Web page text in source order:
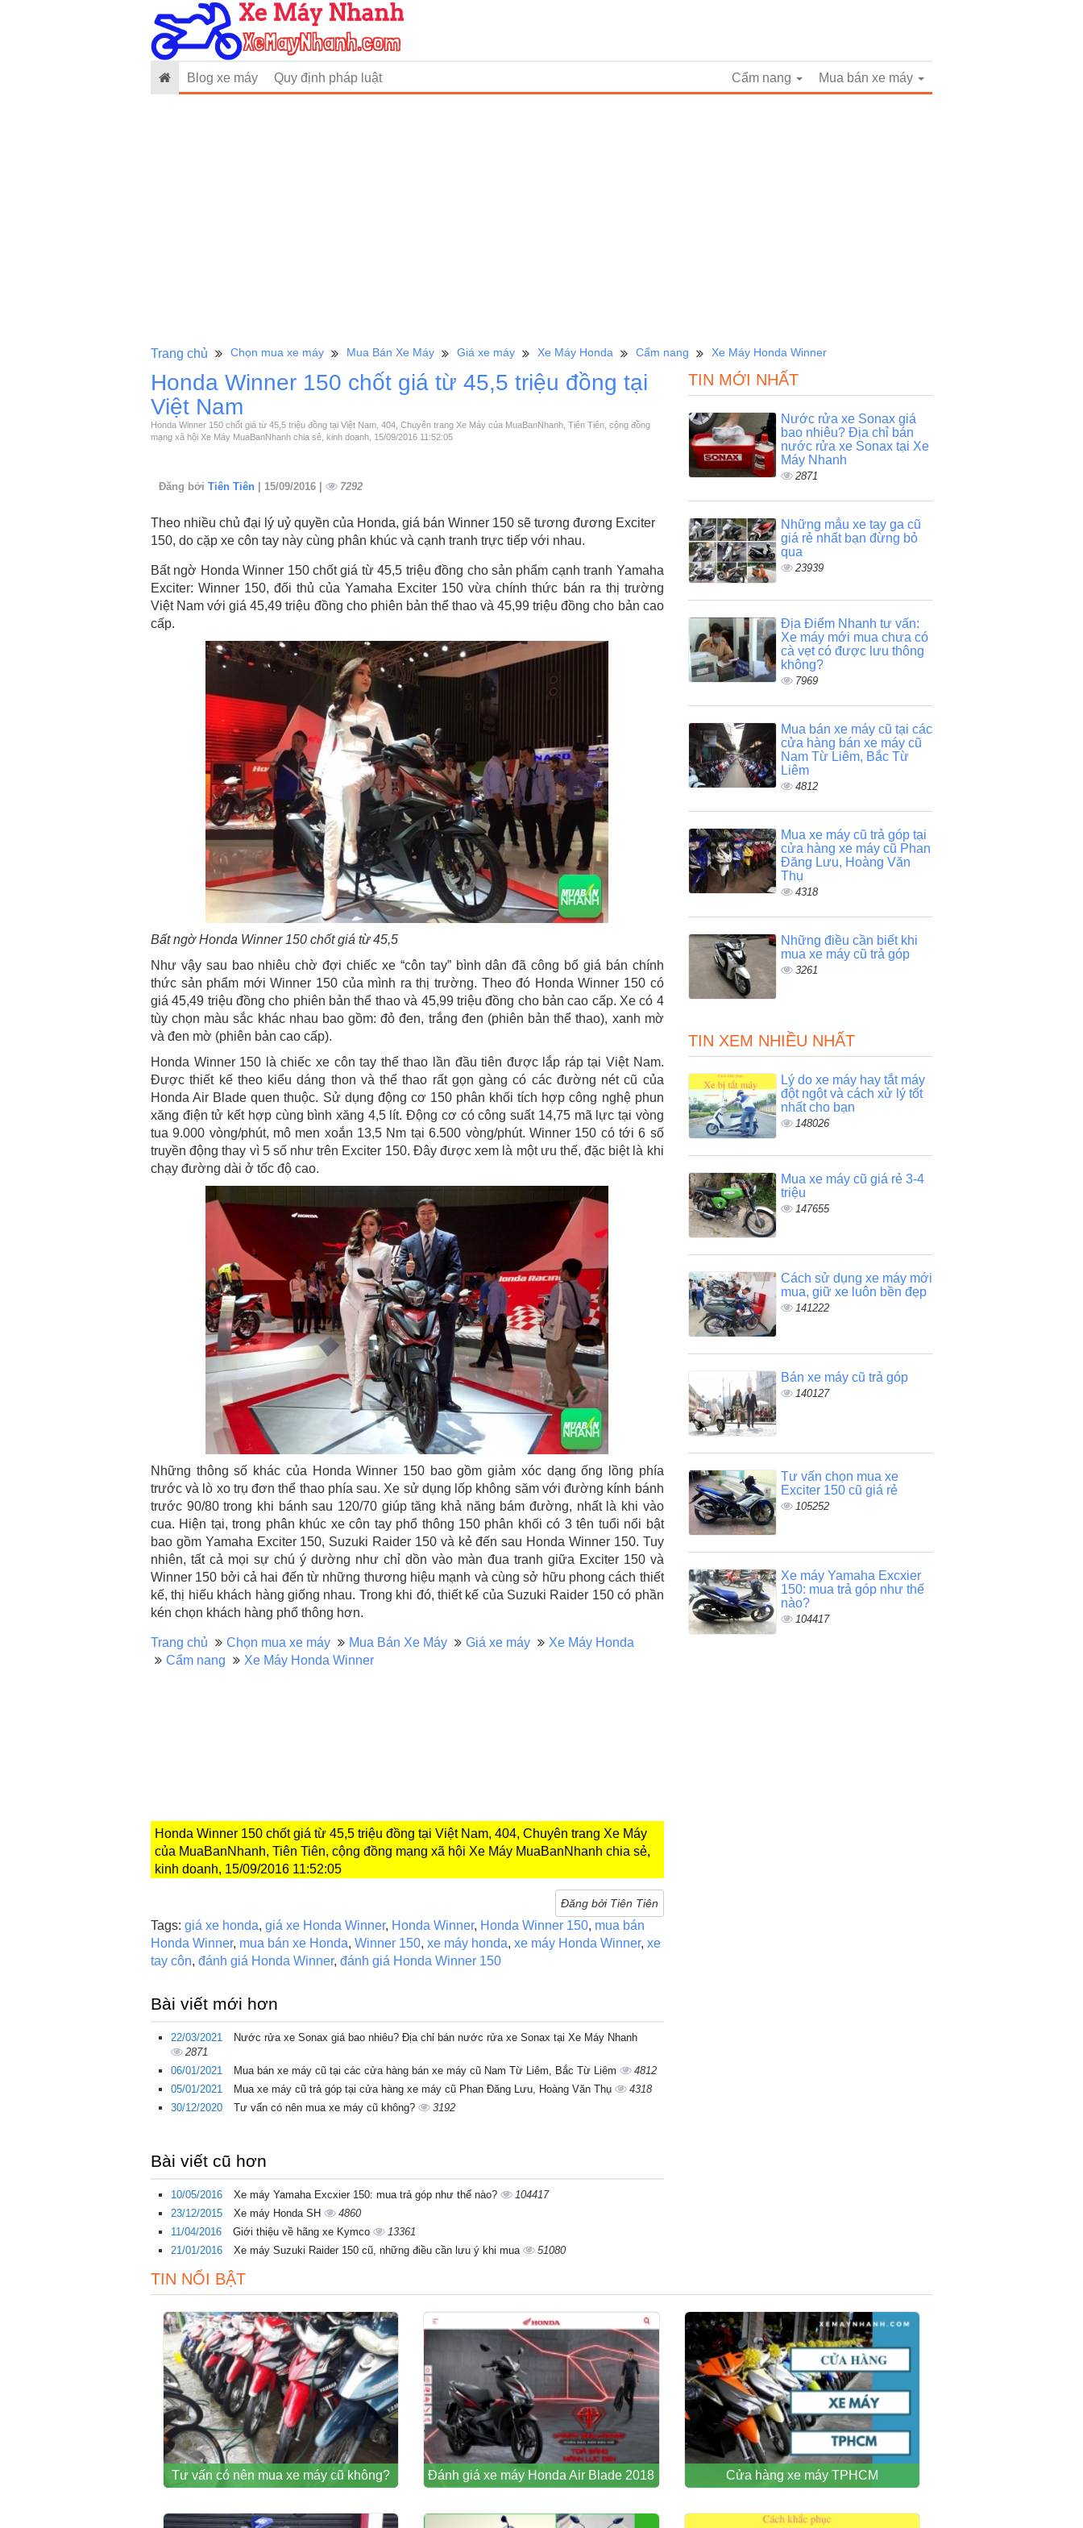
Mua bán xe máy
Blog xe máy Quy định pháp luật Cẩm nang
Trang chủ Chọn mua xe máy Mua Bán Xe Máy Giá xe máy Xe Máy Honda Cẩm nang Xe Máy Honda Winner
Honda Winner 150 chốt giá từ 45,5 triệu đồng tại
Việt Nam
Honda Winner 150 chốt giá từ 45,5 triệu đồng tại Việt Nam, 404, Chuyên trang Xe Máy của MuaBanNhanh, Tiên Tiên, cộng đồng
mạng xã hội Xe Máy MuaBanNhanh chia sẻ, kinh doanh, 15/09/2016 11:52:05
Đăng bởi Tiên Tiên | 15/09/2016 | 7292
Theo nhiều chủ đại lý uỷ quyền của Honda, giá bán Winner 150 sẽ tương đương Exciter
150, do cặp xe côn tay này cùng phân khúc và cạnh tranh trực tiếp với nhau.
Bất ngờ Honda Winner 150 chốt giá từ 45,5 triệu đồng cho sản phẩm cạnh tranh Yamaha
Exciter: Winner 150, đối thủ của Yamaha Exciter 150 vừa chính thức bán ra thị trường
Việt Nam với giá 45,49 triệu đồng cho phiên bản thể thao và 45,99 triệu đồng cho bản cao
cấp.
Bất ngờ Honda Winner 150 chốt giá từ 45,5
Như vậy sau bao nhiêu chờ đợi chiếc xe “côn tay” bình dân đã công bố giá bán chính
thức sản phẩm mới Winner 150 của mình ra thị trường. Theo đó Honda Winner 150 có
giá 45,49 triệu đồng cho phiên bản thể thao và 45,99 triệu đồng cho bản cao cấp. Xe có 4
tùy chọn màu sắc khác nhau bao gồm: đỏ đen, trắng đen (phiên bản thể thao), xanh mờ
và đen mờ (phiên bản cao cấp).
Honda Winner 150 là chiếc xe côn tay thể thao lần đầu tiên được lắp ráp tại Việt Nam.
Được thiết kế theo kiểu dáng thon và thể thao rất gọn gàng có các đường nét cũ của
Honda Air Blade quen thuộc. Sử dụng động cơ 150 phân khối tích hợp công nghệ phun
xăng điện tử kết hợp cùng bình xăng 4,5 lít. Động cơ có công suất 14,75 mã lực tại vòng
tua 9.000 vòng/phút, mô men xoắn 13,5 Nm tại 6.500 vòng/phút. Winner 150 có tới 6 số
truyền động thay vì 5 số như trên Exciter 150. Đây được xem là một ưu thế, đặc biệt là khi
chạy đường dài ở tốc độ cao.
Những thông số khác của Honda Winner 150 bao gồm giảm xóc dạng ống lồng phía
trước và lò xo trụ đơn thể thao phía sau. Xe sử dụng lốp không săm với đường kính bánh
trước 90/80 trong khi bánh sau 120/70 giúp tăng khả năng bám đường, nhất là khi vào
cua. Hiện tại, trong phân khúc xe côn tay phổ thông 150 phân khối có 3 tên tuổi nổi bật
bao gồm Yamaha Exciter 150, Suzuki Raider 150 và kẻ đến sau Honda Winner 150. Tuy
nhiên, tất cả mọi sự chú ý dường như chỉ dồn vào màn đua tranh giữa Exciter 150 và
Winner 150 bởi cả hai đến từ những thương hiệu mạnh và cùng sở hữu phong cách thiết
kế, thị hiếu khách hàng giống nhau. Trong khi đó, thiết kế của Suzuki Raider 150 có phần
kén chọn khách hàng phổ thông hơn.
Trang chủ Chọn mua xe máy Mua Bán Xe Máy Giá xe máy
Xe Máy Honda
Cẩm nang
Xe Máy Honda Winner
Honda Winner 150 chốt giá từ 45,5 triệu đồng tại Việt Nam, 404, Chuyên trang Xe Máy
của MuaBanNhanh, Tiên Tiên, cộng đồng mạng xã hội Xe Máy MuaBanNhanh chia sẻ,
kinh doanh, 15/09/2016 11:52:05
Đăng bởi Tiên Tiên
Tags: giá xe honda, giá xe Honda Winner, Honda Winner, Honda Winner 150, mua bán
Honda Winner, mua bán xe Honda, Winner 150, xe máy honda, xe máy Honda Winner, xe
tay côn, đánh giá Honda Winner, đánh giá Honda Winner 150
Bài viết mới hơn
22/03/2021
Nước rửa xe Sonax giá bao nhiêu? Địa chỉ bán nước rửa xe Sonax tại Xe Máy Nhanh
2871
06/01/2021
Mua bán xe máy cũ tại các cửa hàng bán xe máy cũ Nam Từ Liêm, Bắc Từ Liêm
4812
05/01/2021
Mua xe máy cũ trả góp tại cửa hàng xe máy cũ Phan Đăng Lưu, Hoàng Văn Thụ
4318
30/12/2020
Tư vấn có nên mua xe máy cũ không? 3192
Bài viết cũ hơn
10/05/2016 Xe máy Yamaha Excxier 150: mua trả góp như thế nào?
104417
23/12/2015
Xe máy Honda SH
4860
11/04/2016
Giới thiệu về hãng xe Kymco
13361
21/01/2016
Xe máy Suzuki Raider 150 cũ, những điều cần lưu ý khi mua 51080
TIN MỚI NHẤT
Nước rửa xe Sonax giá
bao nhiêu? Địa chỉ bán
nước rửa xe Sonax tại Xe
Máy Nhanh
2871
Những mẫu xe tay ga cũ
giá rẻ nhất bạn đừng bỏ
qua
23939
Địa Điểm Nhanh tư vấn:
Xe máy mới mua chưa có
cà vẹt có được lưu thông
không?
7969
Mua bán xe máy cũ tại các
cửa hàng bán xe máy cũ
Nam Từ Liêm, Bắc Từ
Liêm
4812
Mua xe máy cũ trả góp tại
cửa hàng xe máy cũ Phan
Đăng Lưu, Hoàng Văn
Thụ
4318
Những điều cần biết khi
mua xe máy cũ trả góp
3261
TIN XEM NHIỀU NHẤT
Lý do xe máy hay tắt máy
đột ngột và cách xử lý tốt
nhất cho bạn
148026
Mua xe máy cũ giá rẻ 3-4
triệu
147655
Cách sử dụng xe máy mới
mua, giữ xe luôn bền đẹp
141222
Bán xe máy cũ trả góp
140127
Tư vấn chọn mua xe
Exciter 150 cũ giá rẻ
105252
Xe máy Yamaha Excxier
150: mua trả góp như thế
nào?
104417
TIN NỔI BẬT
Tư vấn có nên mua xe máy cũ không? Đánh giá xe máy Honda Air Blade 2018 Cửa hàng xe máy TPHCM